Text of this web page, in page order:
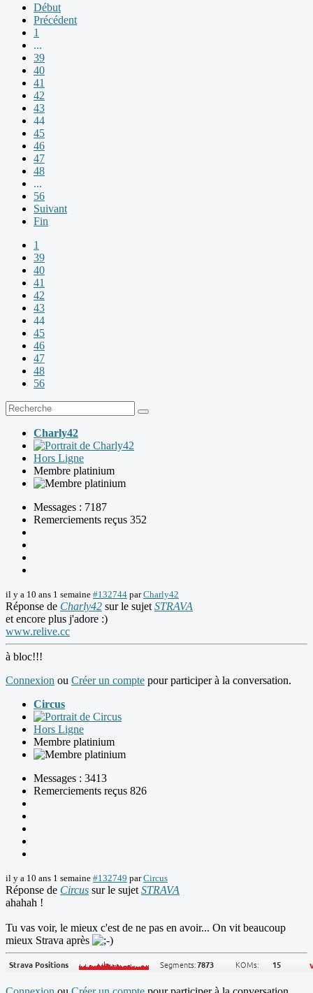
Début
Précédent
1
...
39
40
41
42
43
44
45
46
47
48
...
56
Suivant
Fin
1
39
40
41
42
43
44
45
46
47
48
56
Charly42
Hors Ligne
Membre platinium
Messages : 7187
Remerciements reçus 352
il y a 10 ans 1 semaine #132744 parCharly42
Réponse de Charly42 sur le sujet STRAVA
et encore plus j'adore :)
www.relive.cc
à bloc!!!
Connexion ou Créer un compte pour participer à la conversation.
Circus
Hors Ligne
Membre platinium
Messages : 3413
Remerciements reçus 826
il y a 10 ans 1 semaine #132749 parCircus
Réponse de Circus sur le sujet STRAVA
ahahah !
Tu vas voir, le mieux c'est de ne pas en avoir... On vit beaucoup
mieux Strava après